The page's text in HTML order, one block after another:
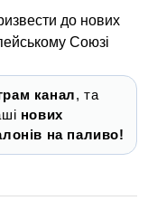
до нових
Союзі
канал, та
нових
на паливо!